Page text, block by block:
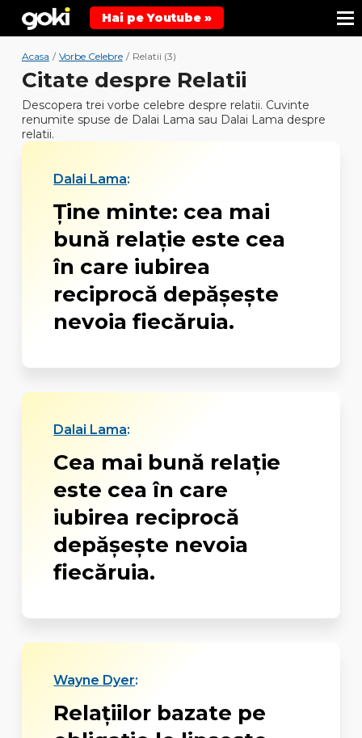
Hai pe Youtube »
Acasa / Vorbe Celebre / Relatii (3)
Citate despre Relatii
Descopera trei vorbe celebre despre relatii. Cuvinte
renumite spuse de Dalai Lama sau Dalai Lama despre
relatii.
Dalai Lama:
Ține minte: cea mai
bună relație este cea
în care iubirea
reciprocă depășește
nevoia fiecăruia.
Dalai Lama:
Cea mai bună relație
este cea în care
iubirea reciprocă
depășește nevoia
fiecăruia.
Wayne Dyer:
Relațiilor bazate pe